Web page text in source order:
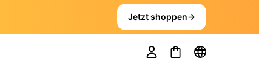
Jetzt shoppen→